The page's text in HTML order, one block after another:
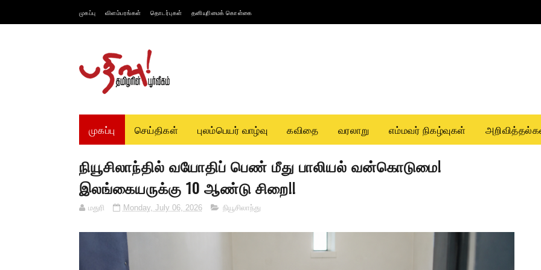
முகப்பு விளம்பரங்கள் தொடர்புகள் தனியுரிமைக் கொள்கை
முகப்பு செய்திகள் புலம்பெயர் வாழ்வு கவிதை வரலாறு எம்மவர் நிகழ்வுகள்
நியூசிலாந்தில் வயோதிப் பெண் மீது பாலியல் வன்கொடுமை!
இலங்கையருக்கு 10 ஆண்டு சிறை!!
மதுரி Monday, July 06, 2026 நியூசிலாந்து